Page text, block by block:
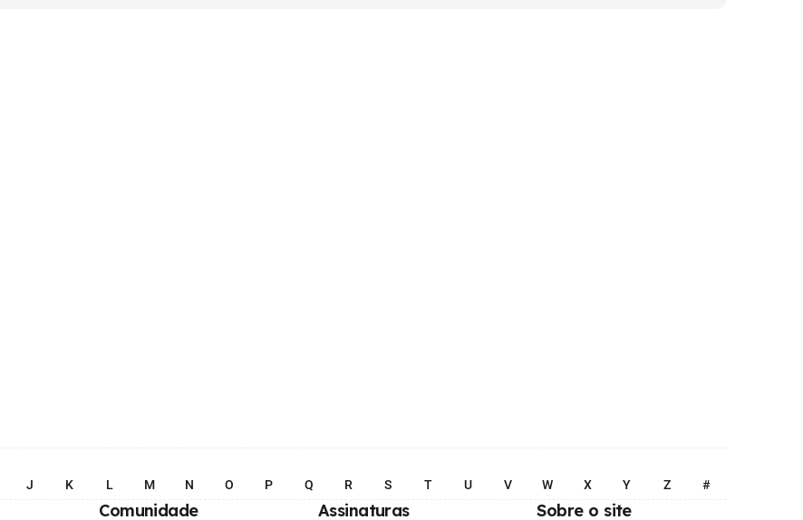
J K L M N O P Q R S T U V W X Y Z #
Comunidade Assinaturas Sobre o site